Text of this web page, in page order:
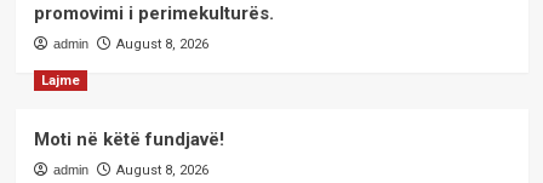
promovimi i perimekulturës.
admin August 8, 2026
Lajme
Moti në këtë fundjavë!
admin August 8, 2026